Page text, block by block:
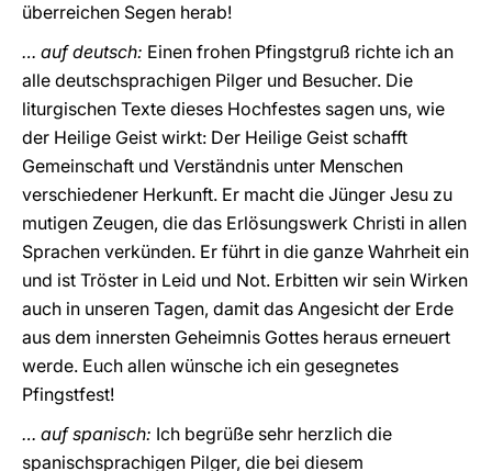
überreichen Segen herab!
… auf deutsch: Einen frohen Pfingstgruß richte ich an
alle deutschsprachigen Pilger und Besucher. Die
liturgischen Texte dieses Hochfestes sagen uns, wie
der Heilige Geist wirkt: Der Heilige Geist schafft
Gemeinschaft und Verständnis unter Menschen
verschiedener Herkunft. Er macht die Jünger Jesu zu
mutigen Zeugen, die das Erlösungswerk Christi in allen
Sprachen verkünden. Er führt in die ganze Wahrheit ein
und ist Tröster in Leid und Not. Erbitten wir sein Wirken
auch in unseren Tagen, damit das Angesicht der Erde
aus dem innersten Geheimnis Gottes heraus erneuert
werde. Euch allen wünsche ich ein gesegnetes
Pfingstfest!
… auf spanisch: Ich begrüße sehr herzlich die
spanischsprachigen Pilger, die bei diesem